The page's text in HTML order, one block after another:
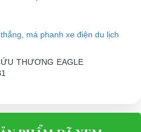
THƯƠNG EAGLE